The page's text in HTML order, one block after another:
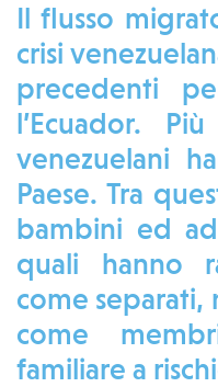
Il flusso
crisi
precedenti
l’Ecuador.
venezuelani
Paese. Tra
bambini ed
quali hanno
come separati,
come
familiare a